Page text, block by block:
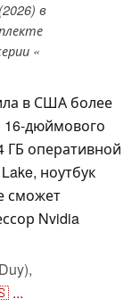
в
«
в США более
дюймового
ГБ оперативной
ноутбук
сможет
Nvidia
...